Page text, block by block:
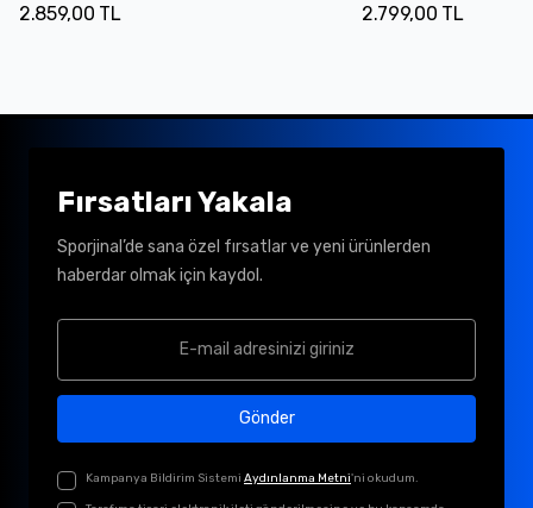
2.859,00 TL 2.799,00 TL
Fırsatları Yakala
Sporjinal’de sana özel fırsatlar ve yeni ürünlerden
haberdar olmak için kaydol.
Gönder
Kampanya Bildirim Sistemi Aydınlanma Metni'ni okudum.